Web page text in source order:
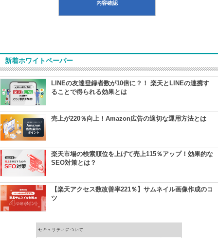
新着ホワイトペーパー
LINEの友達登録者数が10倍に？！ 楽天とLINEの連携す
ることで得られる効果とは
売上が220％向上！Amazon広告の適切な運用方法とは
楽天市場の検索順位を上げて売上115％アップ！効果的な
SEO対策とは？
【楽天アクセス数改善率221％】サムネイル画像作成のコ
ツ